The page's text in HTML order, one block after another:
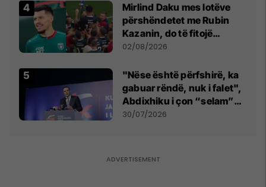
Mirlind Daku mes lotëve
përshëndetet me Rubin
Kazanin, do të fitojë
miliona te Spartak Moska
02/08/2026
"Nëse është përfshirë, ka
gabuar rëndë, nuk i falet",
Abdixhiku i çon “selam”
Përparim Ramës
30/07/2026